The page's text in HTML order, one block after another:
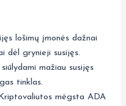
lošimų įmonės dažnai
dėl grynieji susijęs.
mažiau susijęs
tinklas.
Kriptovaliutos mėgsta ADA